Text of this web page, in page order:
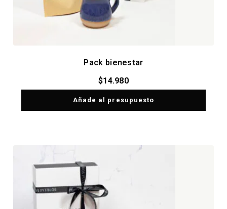
Pack bienestar
$14.980
Añade al presupuesto